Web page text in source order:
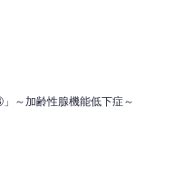
～加齢性腺機能低下症～